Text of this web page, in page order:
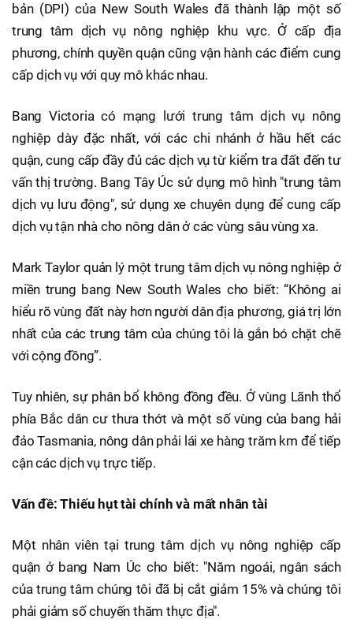
bản (DPI) của New South Wales đã thành lập một số
trung tâm dịch vụ nông nghiệp khu vực. Ở cấp địa
phương, chính quyền quận cũng vận hành các điểm cung
cấp dịch vụ với quy mô khác nhau.
Bang Victoria có mạng lưới trung tâm dịch vụ nông
nghiệp dày đặc nhất, với các chi nhánh ở hầu hết các
quận, cung cấp đầy đủ các dịch vụ từ kiểm tra đất đến tư
vấn thị trường. Bang Tây Úc sử dụng mô hình "trung tâm
dịch vụ lưu động", sử dụng xe chuyên dụng để cung cấp
dịch vụ tận nhà cho nông dân ở các vùng sâu vùng xa.
Mark Taylor quản lý một trung tâm dịch vụ nông nghiệp ở
miền trung bang New South Wales cho biết: “Không ai
hiểu rõ vùng đất này hơn người dân địa phương, giá trị lớn
nhất của các trung tâm của chúng tôi là gắn bó chặt chẽ
với cộng đồng”.
Tuy nhiên, sự phân bổ không đồng đều. Ở vùng Lãnh thổ
phía Bắc dân cư thưa thớt và một số vùng của bang hải
đảo Tasmania, nông dân phải lái xe hàng trăm km để tiếp
cận các dịch vụ trực tiếp.
Vấn đề: Thiếu hụt tài chính và mất nhân tài
Một nhân viên tại trung tâm dịch vụ nông nghiệp cấp
quận ở bang Nam Úc cho biết: "Năm ngoái, ngân sách
của trung tâm chúng tôi đã bị cắt giảm 15% và chúng tôi
phải giảm số chuyến thăm thực địa".